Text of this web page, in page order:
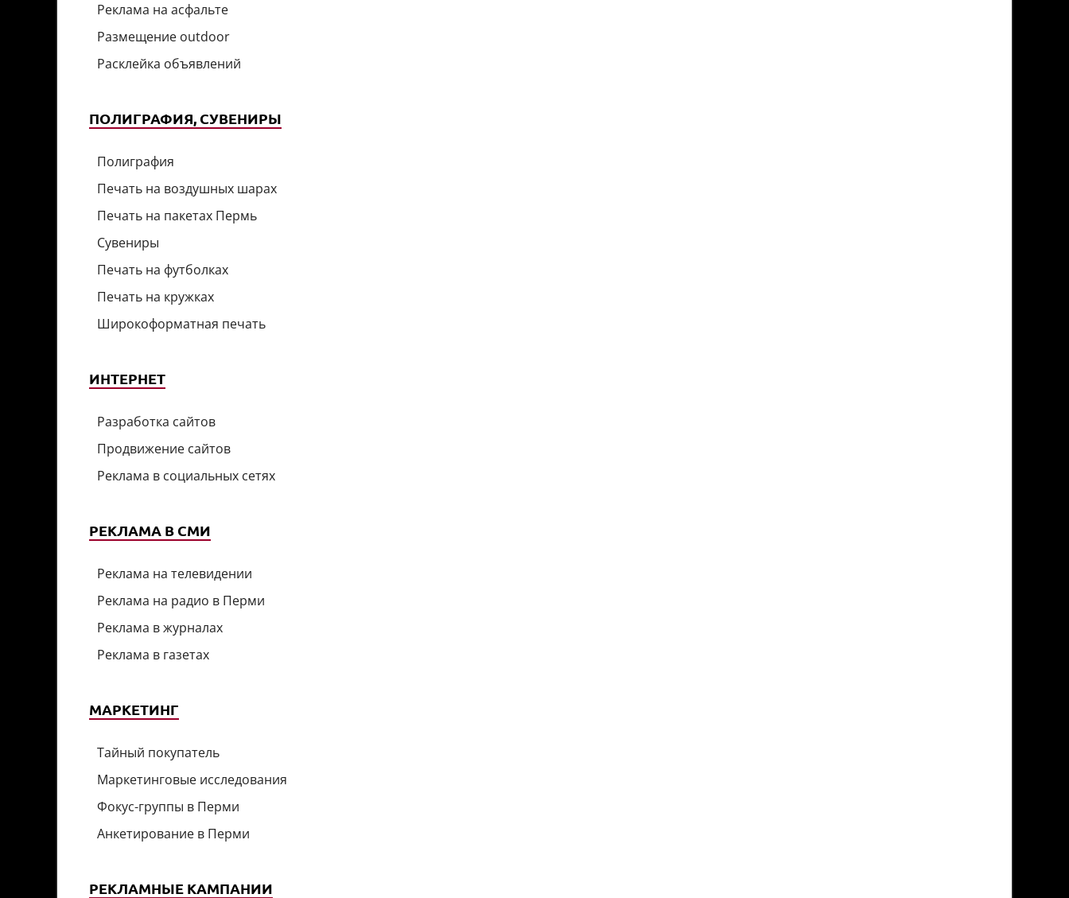
Реклама на асфальте
Размещение outdoor
Расклейка объявлений
ПОЛИГРАФИЯ, СУВЕНИРЫ
Полиграфия
Печать на воздушных шарах
Печать на пакетах Пермь
Сувениры
Печать на футболках
Печать на кружках
Широкоформатная печать
ИНТЕРНЕТ
Разработка сайтов
Продвижение сайтов
Реклама в социальных сетях
РЕКЛАМА В СМИ
Реклама на телевидении
Реклама на радио в Перми
Реклама в журналах
Реклама в газетах
МАРКЕТИНГ
Тайный покупатель
Маркетинговые исследования
Фокус-группы в Перми
Анкетирование в Перми
РЕКЛАМНЫЕ КАМПАНИИ